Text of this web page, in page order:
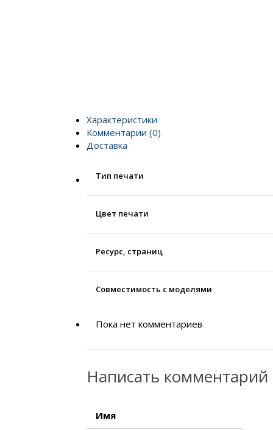
Характеристики
Комментарии (0)
Доставка
Тип печати
Цвет печати
Ресурс, страниц
Совместимость с моделями
Пока нет комментариев
Написать комментарий
Имя